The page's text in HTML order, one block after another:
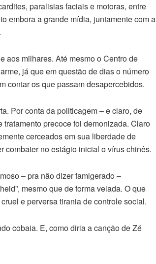
paralisias faciais e motoras, entre
embora a grande mídia, juntamente com a
aos milhares. Até mesmo o Centro de
já que em questão de dias o número
contar os que passam desapercebidos.
Por conta da politicagem – e claro, de
precoce foi demonizada. Claro
cerceados em sua liberdade de
combater no estágio inicial o vírus chinês.
– pra não dizer famigerado –
mesmo que de forma velada. O que
e perversa tirania de controle social.
cobaia. E, como diria a canção de Zé